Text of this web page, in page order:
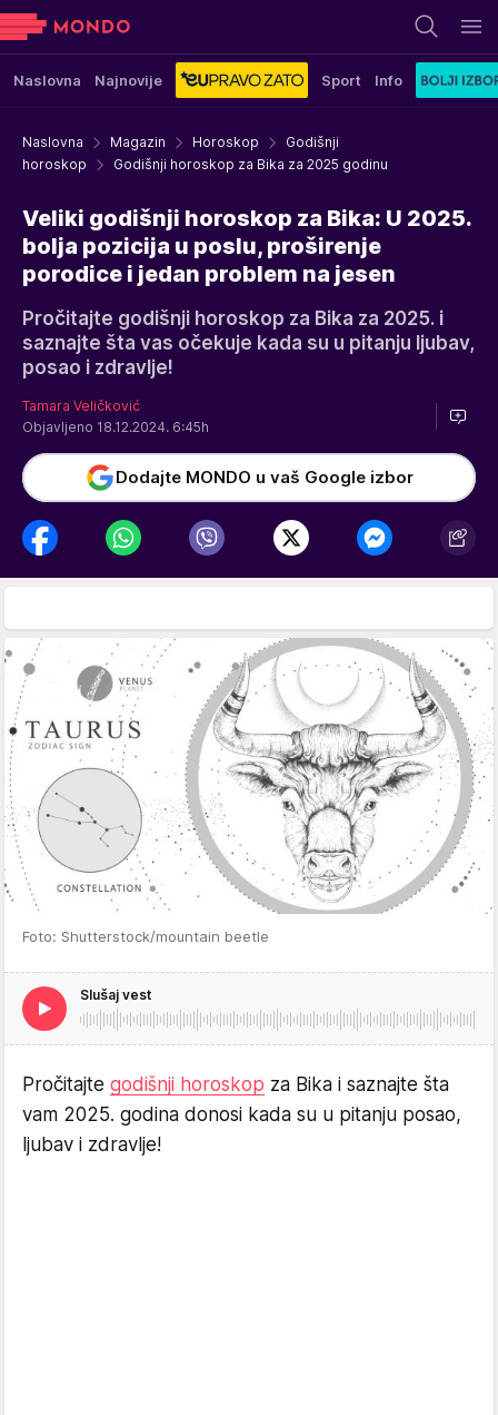
Naslovna Najnovije Sport Info
Naslovna Magazin Horoskop
Godišnji
horoskop
Godišnji horoskop za Bika za 2025 godinu
Veliki godišnji horoskop za Bika: U 2025.
bolja pozicija u poslu, proširenje
porodice i jedan problem na jesen
Pročitajte godišnji horoskop za Bika za 2025. i
saznajte šta vas očekuje kada su u pitanju ljubav,
posao i zdravlje!
Tamara Veličković
Objavljeno 18.12.2024. 6:45h
Dodajte MONDO u vaš Google izbor
Foto: Shutterstock/mountain beetle
Slušaj vest
Pročitajte godišnji horoskop za Bika i saznajte šta
vam 2025. godina donosi kada su u pitanju posao,
ljubav i zdravlje!